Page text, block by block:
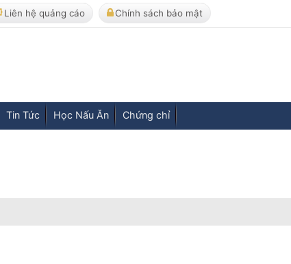
Liên hệ quảng cáo Chính sách bảo mật
Tin Tức Học Nấu Ăn Chứng chỉ